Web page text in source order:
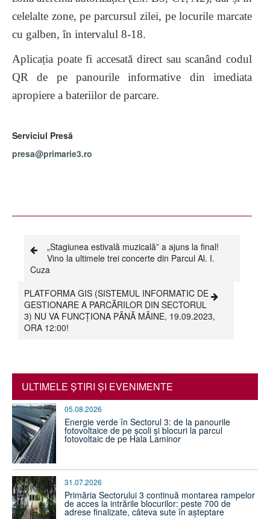
celelalte zone, pe parcursul zilei, pe locurile marcate
cu galben, în intervalul 8-18.
Aplicația poate fi accesată direct sau scanând codul
QR de pe panourile informative din imediata
apropiere a bateriilor de parcare.
Serviciul Presă
presa@primarie3.ro
„Stagiunea estivală muzicală” a ajuns la final!
Vino la ultimele trei concerte din Parcul Al. I.
Cuza
PLATFORMA GIS (SISTEMUL INFORMATIC DE
GESTIONARE A PARCĂRILOR DIN SECTORUL
3) NU VA FUNCȚIONA PÂNĂ MÂINE, 19.09.2023,
ORA 12:00!
ULTIMELE ŞTIRI ŞI EVENIMENTE
05.08.2026
Energie verde în Sectorul 3: de la panourile
fotovoltaice de pe școli și blocuri la parcul
fotovoltaic de pe Hala Laminor
31.07.2026
Primăria Sectorului 3 continuă montarea rampelor
de acces la intrările blocurilor: peste 700 de
adrese finalizate, câteva sute în așteptare